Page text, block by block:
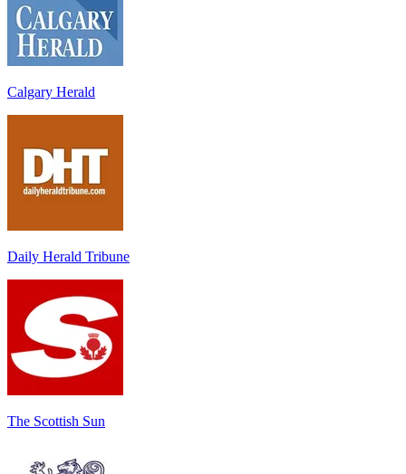
Calgary Herald
Daily Herald Tribune
The Scottish Sun